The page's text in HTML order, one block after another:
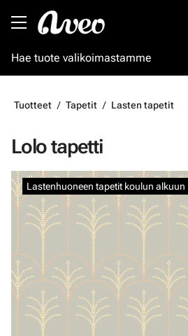
Tuotteet Tapetit Lasten tapetit
Lolo tapetti
Lastenhuoneen tapetit koulun alkuun
Ohita kuvat